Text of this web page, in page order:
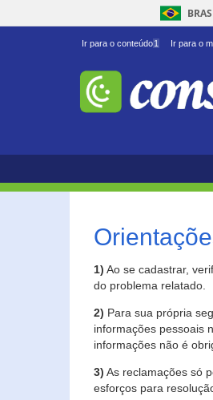
Ir para o conteúdo1 Ir para o
1) Ao se cadastrar,
do problema relatado.
2) Para sua própria
informações pessoais
informações não é
3) As reclamações só
esforços para